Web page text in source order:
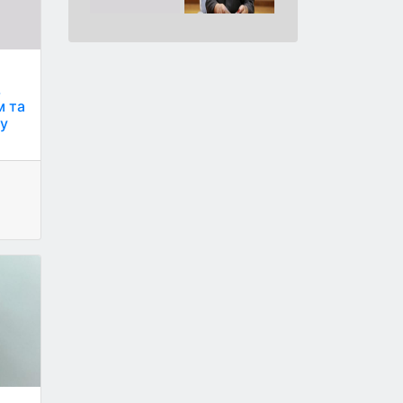
та